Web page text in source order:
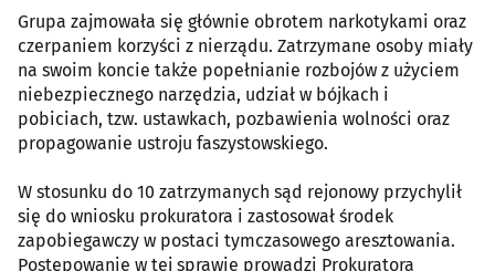
Grupa zajmowała się głównie obrotem narkotykami oraz
czerpaniem korzyści z nierządu. Zatrzymane osoby miały
na swoim koncie także popełnianie rozbojów z użyciem
niebezpiecznego narzędzia, udział w bójkach i
pobiciach, tzw. ustawkach, pozbawienia wolności oraz
propagowanie ustroju faszystowskiego.
W stosunku do 10 zatrzymanych sąd rejonowy przychylił
się do wniosku prokuratora i zastosował środek
zapobiegawczy w postaci tymczasowego aresztowania.
Postępowanie w tej sprawie prowadzi Prokuratora